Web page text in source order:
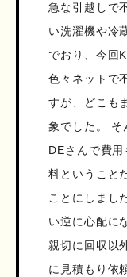
急な引越しで
い洗濯機や冷
でおり、今回
色々ネットで
すが、どこも
象でした。 そ
DEさんで費
料ということ
ことにしまし
い逆に心配に
親切に回収以
に見積もり依